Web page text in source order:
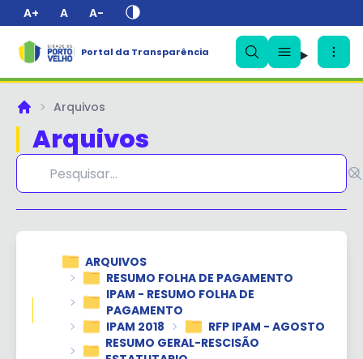
A+ A A-
Portal da Transparência
PrincipalArquivos
Arquivos
ARQUIVOS
RESUMO FOLHA DE PAGAMENTO
IPAM - RESUMO FOLHA DE
PAGAMENTO
IPAM 2018
RFP IPAM - AGOSTO
RESUMO GERAL-RESCISÃO
✕